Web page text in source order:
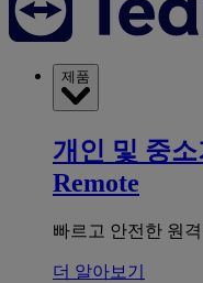
제품
개인 및 중소
Remote
빠르고 안전한 원
더 알아보기